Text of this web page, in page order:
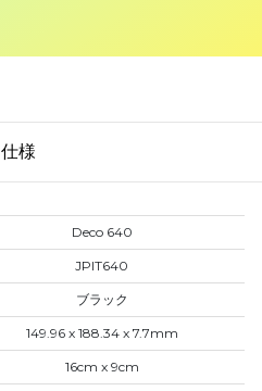
仕様
Deco 640
JPIT640
ブラック
149.96 x 188.34 x 7.7mm
16cm x 9cm